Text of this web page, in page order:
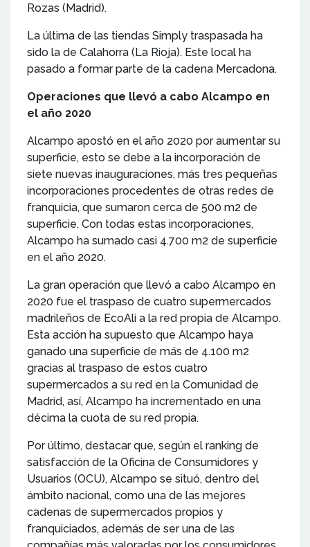
Rozas (Madrid).
La última de las tiendas Simply traspasada ha
sido la de Calahorra (La Rioja). Este local ha
pasado a formar parte de la cadena Mercadona.
Operaciones que llevó a cabo Alcampo en
el año 2020
Alcampo apostó en el año 2020 por aumentar su
superficie, esto se debe a la incorporación de
siete nuevas inauguraciones, más tres pequeñas
incorporaciones procedentes de otras redes de
franquicia, que sumaron cerca de 500 m2 de
superficie. Con todas estas incorporaciones,
Alcampo ha sumado casi 4.700 m2 de superficie
en el año 2020.
La gran operación que llevó a cabo Alcampo en
2020 fue el traspaso de cuatro supermercados
madrileños de EcoAli a la red propia de Alcampo.
Esta acción ha supuesto que Alcampo haya
ganado una superficie de más de 4.100 m2
gracias al traspaso de estos cuatro
supermercados a su red en la Comunidad de
Madrid, así, Alcampo ha incrementado en una
décima la cuota de su red propia.
Por último, destacar que, según el ranking de
satisfacción de la Oficina de Consumidores y
Usuarios (OCU), Alcampo se situó, dentro del
ámbito nacional, como una de las mejores
cadenas de supermercados propios y
franquiciados, además de ser una de las